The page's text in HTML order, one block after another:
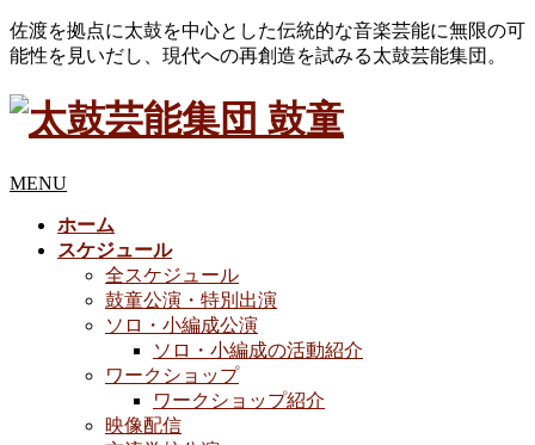
佐渡を拠点に太鼓を中心とした伝統的な音楽芸能に無限の可
能性を見いだし、現代への再創造を試みる太鼓芸能集団。
MENU
ホーム
スケジュール
全スケジュール
鼓童公演・特別出演
ソロ・小編成公演
ソロ・小編成の活動紹介
ワークショップ
ワークショップ紹介
映像配信